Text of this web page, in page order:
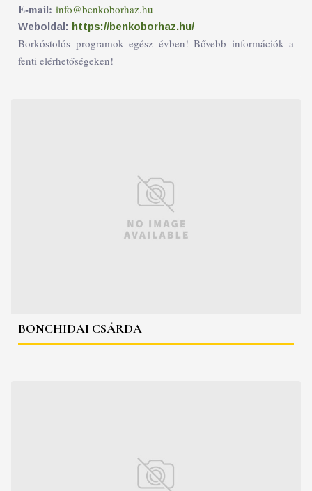
E-mail: info@benkoborhaz.hu
Weboldal: https://benkoborhaz.hu/
Borkóstolós programok egész évben! Bővebb információk a
fenti elérhetőségeken!
BONCHIDAI CSÁRDA